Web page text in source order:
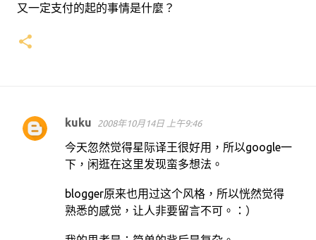
又一定支付的起的事情是什麼？
留
kuku 2008年10月14日 上午9:46
今天忽然觉得星际译王很好用，所以google一
下，闲逛在这里发现蛮多想法。
blogger原来也用过这个风格，所以恍然觉得
熟悉的感觉，让人非要留言不可。：）